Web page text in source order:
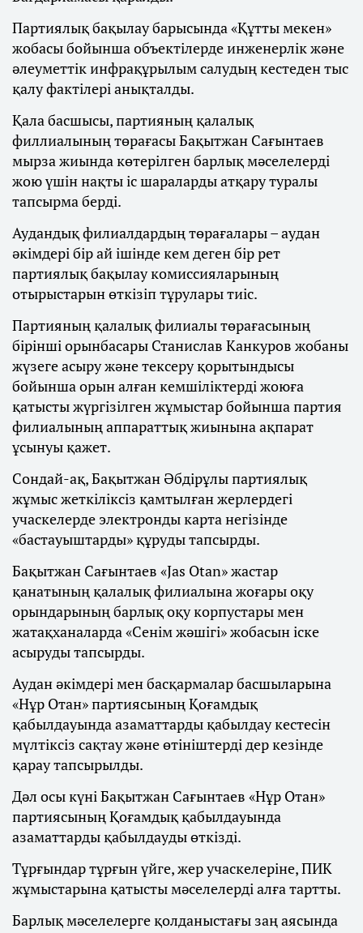
Партиялық бақылау барысында «Құтты мекен»
жобасы бойынша объектілерде инженерлік және
әлеуметтік инфрақұрылым салудың кестеден тыс
қалу фактілері анықталды.
Қала басшысы, партияның қалалық
филлиалының төрағасы Бақытжан Сағынтаев
мырза жиында көтерілген барлық мәселелерді
жою үшін нақты іс шараларды атқару туралы
тапсырма берді.
Аудандық филиалдардың төрағалары – аудан
әкімдері бір ай ішінде кем деген бір рет
партиялық бақылау комиссияларының
отырыстарын өткізіп тұрулары тиіс.
Партияның қалалық филиалы төрағасының
бірінші орынбасары Станислав Канкуров жобаны
жүзеге асыру және тексеру қорытындысы
бойынша орын алған кемшіліктерді жоюға
қатысты жүргізілген жұмыстар бойынша партия
филиалының аппараттық жиынына ақпарат
ұсынуы қажет.
Сондай-ақ, Бақытжан Әбдірұлы партиялық
жұмыс жеткіліксіз қамтылған жерлердегі
учаскелерде электронды карта негізінде
«бастауыштарды» құруды тапсырды.
Бақытжан Сағынтаев «Jas Otan» жастар
қанатының қалалық филиалына жоғары оқу
орындарының барлық оқу корпустары мен
жатақханаларда «Сенім жәшігі» жобасын іске
асыруды тапсырды.
Аудан әкімдері мен басқармалар басшыларына
«Нұр Отан» партиясының Қоғамдық
қабылдауында азаматтарды қабылдау кестесін
мүлтіксіз сақтау және өтініштерді дер кезінде
қарау тапсырылды.
Дәл осы күні Бақытжан Сағынтаев «Нұр Отан»
партиясының Қоғамдық қабылдауында
азаматтарды қабылдауды өткізді.
Тұрғындар тұрғын үйге, жер учаскелеріне, ПИК
жұмыстарына қатысты мәселелерді алға тартты.
Барлық мәселелерге қолданыстағы заң аясында